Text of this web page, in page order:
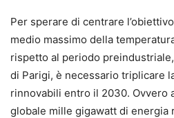
Per sperare di centrare
medio massimo della
rispetto al periodo
di Parigi, è necessario triplicare
rinnovabili entro il 2030. Ovvero
globale mille gigawatt di energia